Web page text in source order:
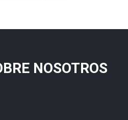
NOSOTROS